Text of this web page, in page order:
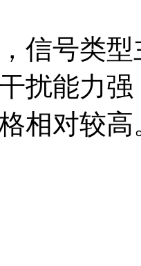
信号类
扰能力
相对较高